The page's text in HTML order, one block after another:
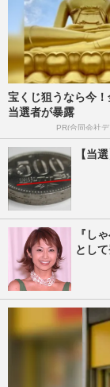
宝くじ狙うなら今
当選者が暴露
PR(合同会社
【当
『し
とし